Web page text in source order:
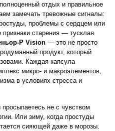
отдых и правильное
замечать тревожные сигналы:
проблемы с сердцем или
старения — тусклая
Р Vision — это не просто
продукт, который
Каждая капсула
микро- и макроэлементов,
в условиях стресса и
просыпаетесь не с чувством
Или зиму, когда простуды
сияющей даже в морозы.